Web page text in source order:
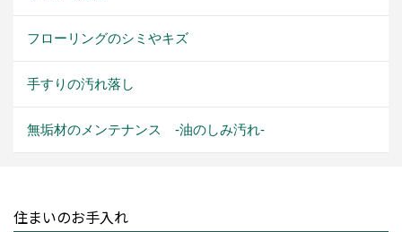
フローリングのシミやキズ
手すりの汚れ落し
無垢材のメンテナンス -油のしみ汚れ-
住まいのお手入れ